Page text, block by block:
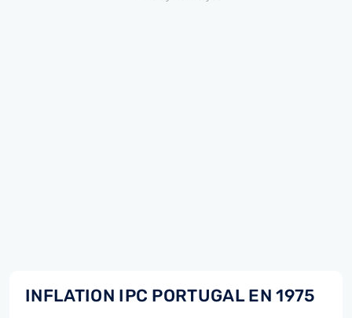
INFLATION IPC PORTUGAL EN 1975